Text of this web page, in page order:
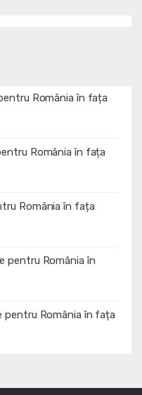
România în fața
România în fața
România în fața
pentru România în
pentru România în fața